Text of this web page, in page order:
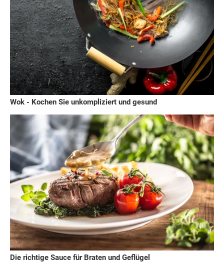
Wok - Kochen Sie unkompliziert und gesund
Die richtige Sauce für Braten und Geflügel